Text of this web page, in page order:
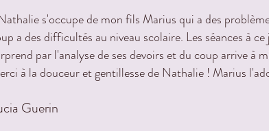
s'occupe de mon fils Marius qui a des
a des difficultés au niveau scolaire. Les séances à
par l'analyse de ses devoirs et du coup arrive à
à la douceur et gentillesse de Nathalie ! Marius
Guerin